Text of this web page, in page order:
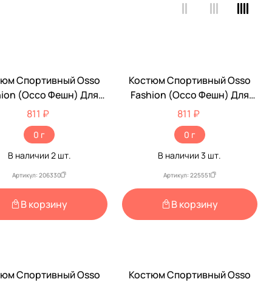
Спортивный Osso
(Оссо Фешн) Для
Чемпион Р.20
Скч-1001
811 ₽
0 г
В наличии 2шт.
Артикул: 206330
В корзину
Костюм Спортивный Osso
Fashion (Оссо Фешн) Для
Собак Мелких Пород Р 20
Чемпион Синий Серый Скч
1041
811 ₽
0 г
В наличии3 шт.
Артикул: 225551
В корзину
Спортивный Osso
Костюм Спортивный Osso